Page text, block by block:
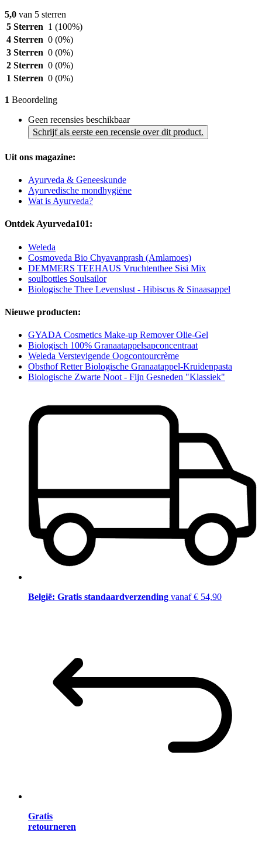
5,0 van 5 sterren
5 Sterren 1 (100%)
4 Sterren 0 (0%)
3 Sterren 0 (0%)
2 Sterren 0 (0%)
1 Sterren 0 (0%)
1 Beoordeling
Geen recensies beschikbaar
Schrijf als eerste een recensie over dit product.
Uit ons magazine:
Ayurveda & Geneeskunde
Ayurvedische mondhygiëne
Wat is Ayurveda?
Ontdek Ayurveda101:
Weleda
Cosmoveda Bio Chyavanprash (Amlamoes)
DEMMERS TEEHAUS Vruchtenthee Sisi Mix
soulbottles Soulsailor
Biologische Thee Levenslust - Hibiscus & Sinaasappel
Nieuwe producten:
GYADA Cosmetics Make-up Remover Olie-Gel
Biologisch 100% Granaatappelsapconcentraat
Weleda Verstevigende Oogcontourcrème
Obsthof Retter Biologische Granaatappel-Kruidenpasta
Biologische Zwarte Noot - Fijn Gesneden "Klassiek"
België: Gratis standaardverzending vanaf € 54,90
Gratis
retourneren